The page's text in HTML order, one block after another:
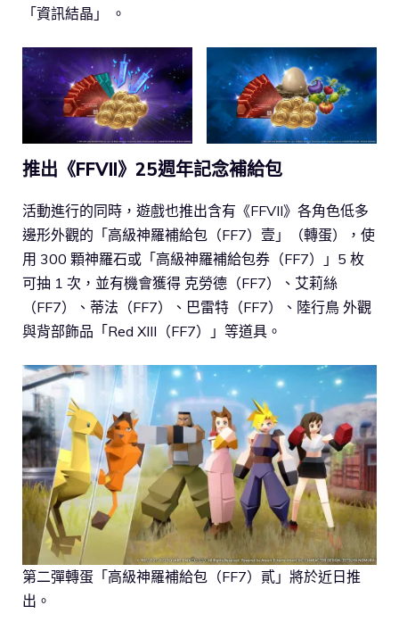
「資訊結晶」 。
推出《FFVII》25週年記念補給包
活動進行的同時，遊戲也推出含有《FFVII》各角色低多
邊形外觀的「高級神羅補給包（FF7）壹」（轉蛋），使
用 300 顆神羅石或「高級神羅補給包券（FF7）」5 枚
可抽 1 次，並有機會獲得 克勞德（FF7）、艾莉絲
（FF7）、蒂法（FF7）、巴雷特（FF7）、陸行鳥 外觀
與背部飾品「Red XIII（FF7）」等道具。
第二彈轉蛋「高級神羅補給包（FF7）貳」將於近日推
出。